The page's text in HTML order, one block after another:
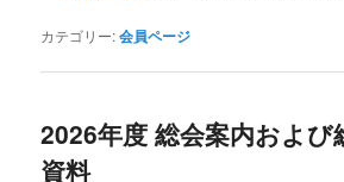
カテゴリー:会員ページ
2026年度 総会案内および
資料